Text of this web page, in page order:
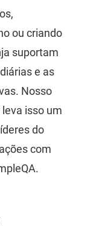
ou criando
suportam
e as
Nosso
isso um
do
com